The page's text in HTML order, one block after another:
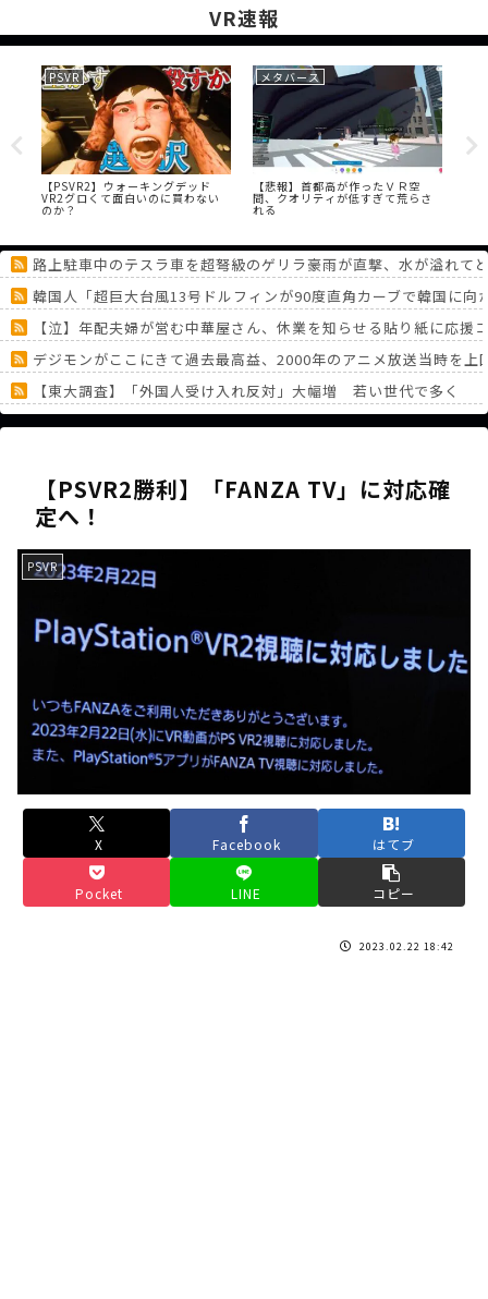
VR速報
PSVR
【PSVR2】ウォーキングデッド
VR2グロくて面白いのに買わない
のか？
メタバース
【悲報】首都高が作ったＶＲ空
間、クオリティが低すぎて荒らさ
れる
路上駐車中のテスラ車を超弩級のゲリラ豪雨が直撃、水が溢れ
韓国人「超巨大台風13号ドルフィンが90度直角カーブで韓国に
【泣】年配夫婦が営む中華屋さん、休業を知らせる貼り紙に応援
デジモンがここにきて過去最高益、2000年のアニメ放送当時を上
【東大調査】「外国人受け入れ反対」大幅増 若い世代で多く
大人気Vtuberぺこーら「ポケモンの会社さんが作った新作ゲーム
《どうしてこうなった！？》「フリーレン一番くじ」を記念に
《人気No.1は誰だ？》順位でまさかの下剋上！？「魔族達のラ
《未だ謎多きキャラ達の順位》：「女神の石碑編」＆「帝国編
《アニメ2期＆3期が強い》「神技のレヴォルテ編」・「黄金郷
36歳の彼女と結婚したいのに、家族が猛反対。家族から信じら
【ホロライブ】アキロゼARK2次会ゴッフィーのサムネ草
Powered by livedoor 相互RSS
【PSVR2勝利】「FANZA TV」に対応確
定へ！
PSVR
X Facebook はてブ
Pocket LINE コピー
2023.02.22 18:42